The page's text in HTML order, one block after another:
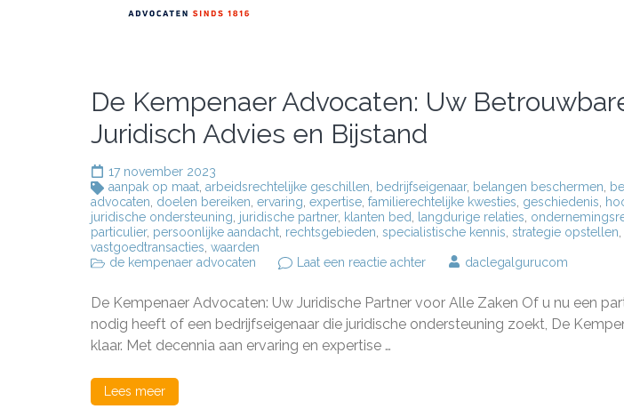
De Kempenaer Advocaten: Uw
Juridisch Advies en Bijstand
17 november 2023
aanpak op maat arbeidsrechtelijke geschillen bedrijfseigenaar, belangen beschermen
advocaten doelen bereiken ervaring expertise familierechtelijke kwesties geschiedenis
juridische ondersteuning juridische partner, klanten bed langdurige relaties
particulier, persoonlijke aandacht rechtsgebieden specialistische kennis strategie opstellen
vastgoedtransacties waarden
de kempenaer advocaten
Laat een reactie achterop
Advocaten:
Uw
Betrouwbare
daclegalgurucom
De Kempenaer Advocaten: Uw Juridische Partner voor Alle Zaken Of u nu een
nodig heeft of een bedrijfseigenaar die juridische ondersteuning zoekt, De
klaar. Met decennia aan ervaring en expertise …
Lees meer